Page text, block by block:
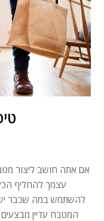
6
אם אתה חושב ליצור
עצמך להחליף
להשתמש במה שכבר
המטבח עדיין